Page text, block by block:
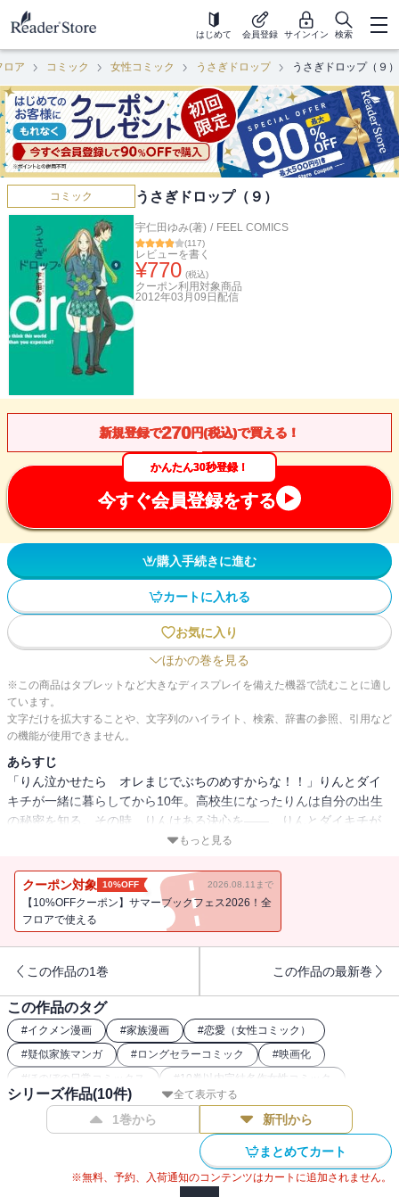
はじめて 会員登録 サインイン 検索
ロア コミック 女性コミック うさぎドロップ うさぎドロップ（９）
コミック うさぎドロップ（９）
宇仁田ゆみ(著) / FEEL COMICS
(117)
レビューを書く
¥770 (税込)
クーポン利用対象商品
2012年03月09日 配信
新規登録で270円(税込)で買える！
かんたん30秒登録！
今すぐ会員登録をする
購入手続きに進む
カートに入れる
お気に入り
ほかの巻を見る
※この商品はタブレットなど大きなディスプレイを備えた機器で読むことに適し
ています。
文字だけを拡大することや、文字列のハイライト、検索、辞書の参照、引用など
の機能が使用できません。
あらすじ
「りん泣かせたら オレまじでぶちのめすからな！！」りんとダイ
キチが一緒に暮らしてから10年。高校生になったりんは自分の出生
の秘密を知る。その時、りんはある決心を――。りんとダイキチが
奏でるなごみ系ちぐはぐ☆LIFE本編、堂々完結！！
もっと見る
クーポン対象 10%OFF 2026.08.11まで
【10%OFFクーポン】サマーブックフェス2026！全
フロアで使える
この作品の1巻 この作品の最新巻
この作品のタグ
#イクメン漫画 #家族漫画 #恋愛（女性コミック）
#疑似家族マンガ #ロングセラーコミック #映画化
# ほのぼの日常コミックス # 10巻以内完結名作女性コミック
#ヒューマンドラマコミック #年の差婚・カップルコミック
アニメ化
全て表示する
シリーズ作品(10件)
1巻から 新刊から
まとめてカート
※無料、予約、入荷通知のコンテンツはカートに追加されません。